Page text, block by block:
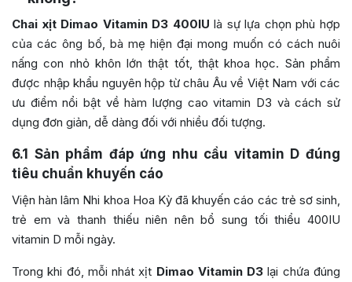
Chai xịt Dimao Vitamin D3 400IU là sự lựa chọn phù hợp
của các ông bố, bà mẹ hiện đại mong muốn có cách nuôi
nấng con nhỏ khôn lớn thật tốt, thật khoa học. Sản phẩm
được nhập khẩu nguyên hộp từ châu Âu về Việt Nam với các
ưu điểm nổi bật về hàm lượng cao vitamin D3 và cách sử
dụng đơn giản, dễ dàng đối với nhiều đối tượng.
6.1 Sản phẩm đáp ứng nhu cầu vitamin D đúng
tiêu chuẩn khuyến cáo
Viện hàn lâm Nhi khoa Hoa Kỳ đã khuyến cáo các trẻ sơ sinh,
trẻ em và thanh thiếu niên nên bổ sung tối thiểu 400IU
vitamin D mỗi ngày.
Trong khi đó, mỗi nhát xịt Dimao Vitamin D3 lại chứa đúng